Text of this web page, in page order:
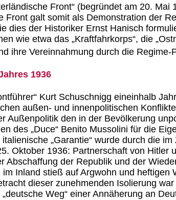
Front“ (begründet am 20.
galt somit als Demonstration der
dies der Historiker Ernst Hanisch
wie etwa das „Kraftfahrkorps“, die
ihre Vereinnahmung durch die Regime-
1936
Kurt Schuschnigg eineinhalb
außen- und innenpolitischen
Außenpolitik den in der Bevölkerung
des „Duce“ Benito Mussolini für die
„Garantie“ wurde durch die
Oktober 1936: Partnerschaft von
der Republik und der
Inland stieß auf Argwohn und
dieser zunehmenden Isolierung
Weg“ einer Annäherung an